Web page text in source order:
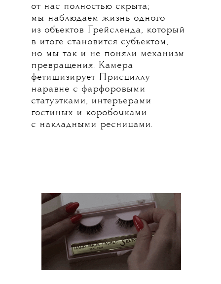
от нас полностью скрыта;
мы наблюдаем жизнь одного
из объектов Грейсленда, который
в итоге становится субъектом,
но мы так и не поняли механизм
превращения. Камера
фетишизирует Присциллу
наравне с фарфоровыми
статуэтками, интерьерами
гостиных и коробочками
с накладными ресницами.